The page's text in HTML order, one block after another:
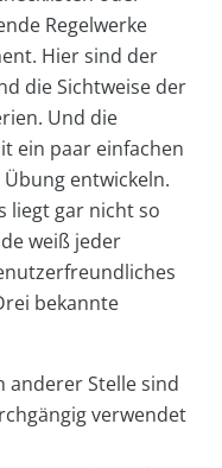
Regelwerke
Hier sind der
die Sichtweise der
Und die
ein paar einfachen
entwickeln.
liegt gar nicht so
weiß jeder
bekannte
anderer Stelle sind
verwendet